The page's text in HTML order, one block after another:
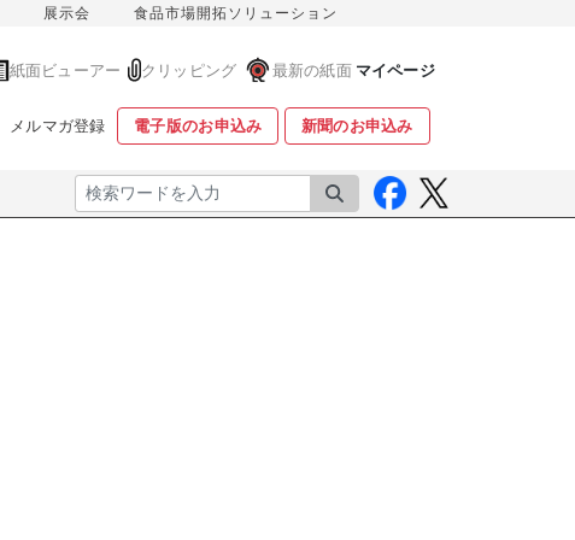
展示会 食品市場開拓ソリューション
紙面ビューアー クリッピング 最新の紙面 マイページ
メルマガ登録 電子版のお申込み 新聞のお申込み
検索